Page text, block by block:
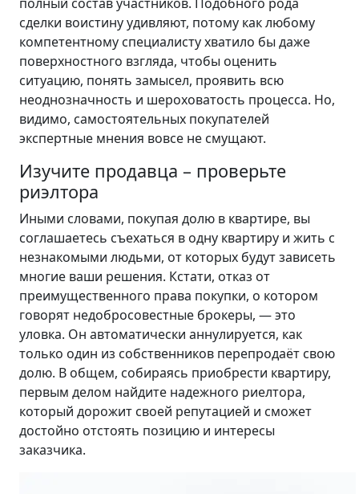
сделки воистину удивляют, потому как любому
компетентному специалисту хватило бы даже
поверхностного взгляда, чтобы оценить
ситуацию, понять замысел, проявить всю
неоднозначность и шероховатость процесса. Но,
видимо, самостоятельных покупателей
экспертные мнения вовсе не смущают.
Изучите продавца – проверьте
риэлтора
Иными словами, покупая долю в квартире, вы
соглашаетесь съехаться в одну квартиру и жить с
незнакомыми людьми, от которых будут зависеть
многие ваши решения. Кстати, отказ от
преимущественного права покупки, о котором
говорят недобросовестные брокеры, — это
уловка. Он автоматически аннулируется, как
только один из собственников перепродаёт свою
долю. В общем, собираясь приобрести квартиру,
первым делом найдите надежного риелтора,
который дорожит своей репутацией и сможет
достойно отстоять позицию и интересы
заказчика.